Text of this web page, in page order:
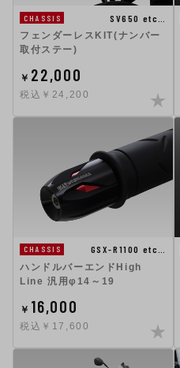
CHASSIS
SV650 etc…
フェンダーレスKIT(ナンバー
取付ステー)
￥ 22,000
税込￥24,200
CHASSIS
GSX-R1100 etc…
ハンドルバーエンドHigh
Line 汎用φ14～19
￥ 16,000
税込￥17,600